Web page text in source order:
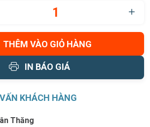
THÊM VÀO GIỎ HÀNG
IN BÁO GIÁ
KHÁCH HÀNG
Thăng